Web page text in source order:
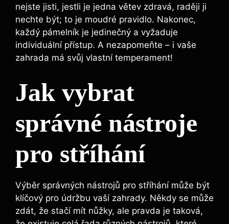
nejste jisti, jestli je jedna větev zdravá, raději ji
nechte být; to je moudré pravidlo. Nakonec,
každý pámelník je jedinečný a vyžaduje
individuální přístup. A nezapomeňte – i vaše
zahrada má svůj vlastní temperament!
Jak vybrat
správné nástroje
pro stříhání
Výběr správných nástrojů pro stříhání může být
klíčový pro údržbu vaší zahrady. Někdy se může
zdát, že stačí mít nůžky, ale pravda je taková,